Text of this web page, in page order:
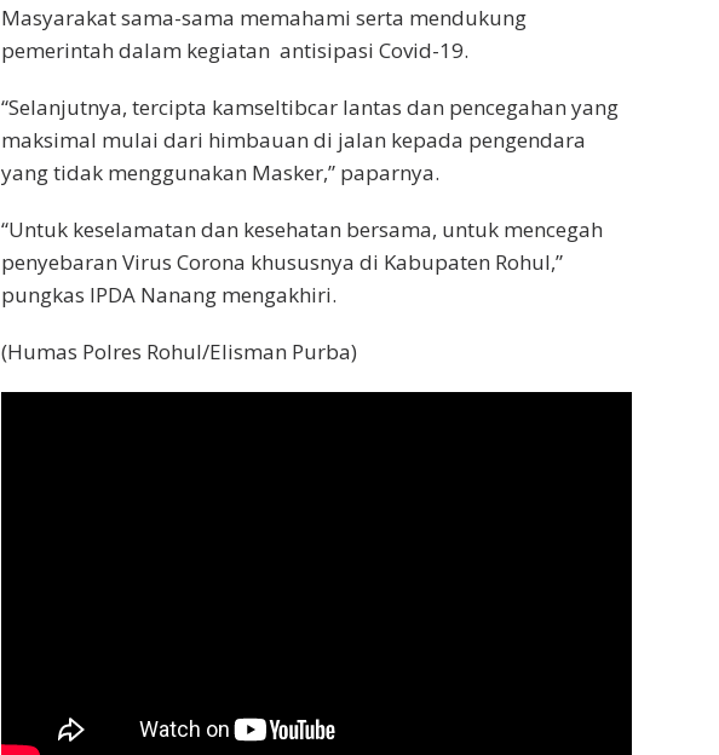
Masyarakat sama-sama memahami serta mendukung
pemerintah dalam kegiatan antisipasi Covid-19.
“Selanjutnya, tercipta kamseltibcar lantas dan pencegahan yang
maksimal mulai dari himbauan di jalan kepada pengendara
yang tidak menggunakan Masker,” paparnya.
“Untuk keselamatan dan kesehatan bersama, untuk mencegah
penyebaran Virus Corona khususnya di Kabupaten Rohul,”
pungkas IPDA Nanang mengakhiri.
(Humas Polres Rohul/Elisman Purba)